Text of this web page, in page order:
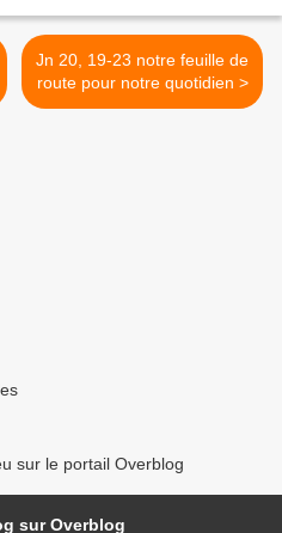
Jn 20, 19-23 notre feuille de
route pour notre quotidien >
sur le portail Overblog
sur Overblog